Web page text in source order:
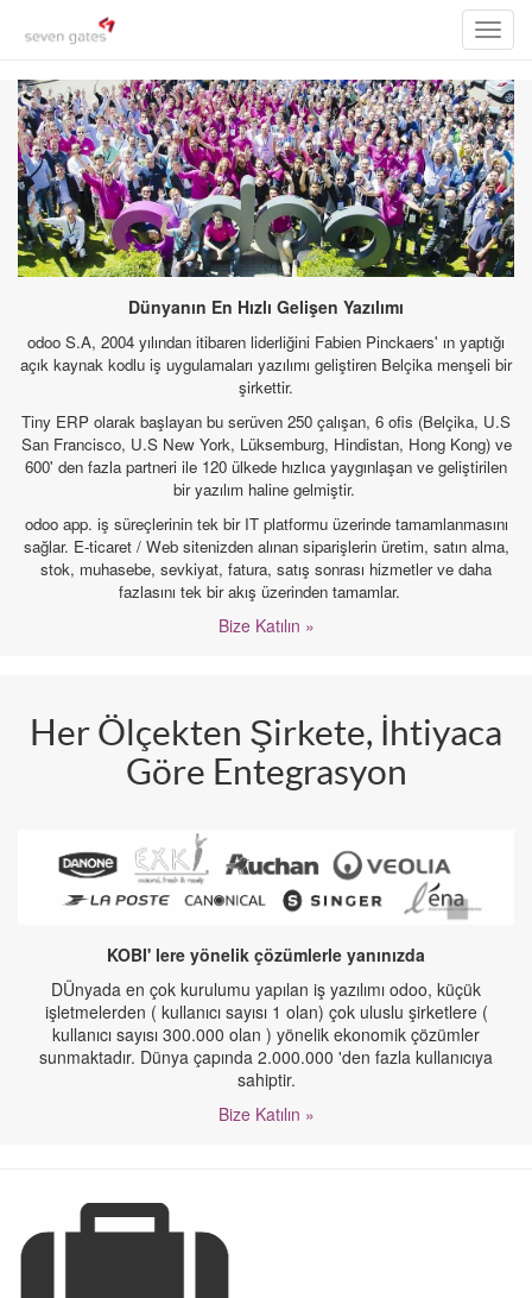
Dünyanın En Hızlı Gelişen Yazılımı
odoo S.A, 2004 yılından itibaren liderliğini Fabien Pinckaers' ın yaptığı
açık kaynak kodlu iş uygulamaları yazılımı geliştiren Belçika menşeli bir
şirkettir.
Tiny ERP olarak başlayan bu serüven 250 çalışan, 6 ofis (Belçika, U.S
San Francisco, U.S New York, Lüksemburg, Hindistan, Hong Kong) ve
600' den fazla partneri ile 120 ülkede hızlıca yaygınlaşan ve geliştirilen
bir yazılım haline gelmiştir.
odoo app. iş süreçlerinin tek bir IT platformu üzerinde tamamlanmasını
sağlar. E-ticaret / Web sitenizden alınan siparişlerin üretim, satın alma,
stok, muhasebe, sevkiyat, fatura, satış sonrası hizmetler ve daha
fazlasını tek bir akış üzerinden tamamlar.
Bize Katılın »
Her Ölçekten Şirkete, İhtiyaca
Göre Entegrasyon
KOBI' lere yönelik çözümlerle yanınızda
DÜnyada en çok kurulumu yapılan iş yazılımı odoo, küçük
işletmelerden ( kullanıcı sayısı 1 olan) çok uluslu şirketlere (
kullanıcı sayısı 300.000 olan ) yönelik ekonomik çözümler
sunmaktadır. Dünya çapında 2.000.000 'den fazla kullanıcıya
sahiptir.
Bize Katılın »